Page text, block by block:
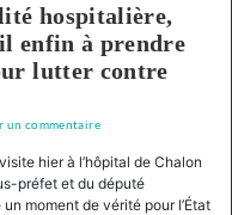
Nièvre
hospitalière,
enfin à prendre
lutter contre
un commentaireon
la
Bourgogne
hier à l’hôpital de Chalon
préfet et du député
moment de vérité pour l’État